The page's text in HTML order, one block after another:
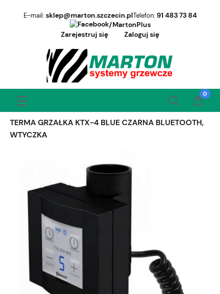
E-mail: sklep@marton.szczecin.plTelefon: 91 483 73 84
/MartonPlus
Zarejestruj się
Zaloguj się
TERMA GRZAŁKA KTX-4 BLUE CZARNA BLUETOOTH,
WTYCZKA